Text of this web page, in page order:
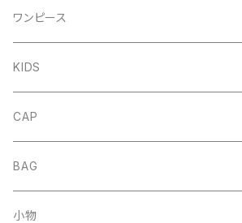
DENIM
FRENCH
ジップアップ
DENIM
FRENCH
ワンピース
KIDS
CAP
HAT
MESH CAP
BAG
DENIM
小物